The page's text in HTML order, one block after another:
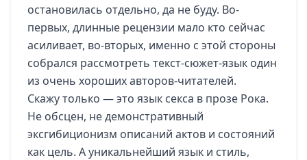
остановилась отдельно, да не буду. Во-
первых, длинные рецензии мало кто сейчас
асиливает, во-вторых, именно с этой стороны
собрался рассмотреть текст-сюжет-язык один
из очень хороших авторов-читателей.
Скажу только — это язык секса в прозе Рока.
Не обсцен, не демонстративный
эксгибиционизм описаний актов и состояний
как цель. А уникальнейший язык и стиль,